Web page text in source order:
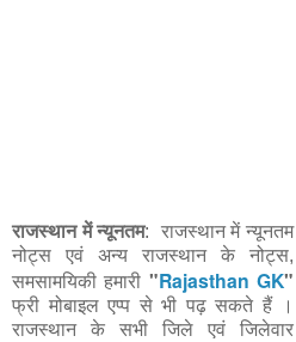
राजस्थान में न्यूनतम: राजस्थान में न्यूनतम
नोट्स एवं अन्य राजस्थान के नोट्स,
समसामयिकी हमारी "Rajasthan GK"
फ्री मोबाइल एप्प से भी पढ़ सकते हैं ।
राजस्थान के सभी जिले एवं जिलेवार